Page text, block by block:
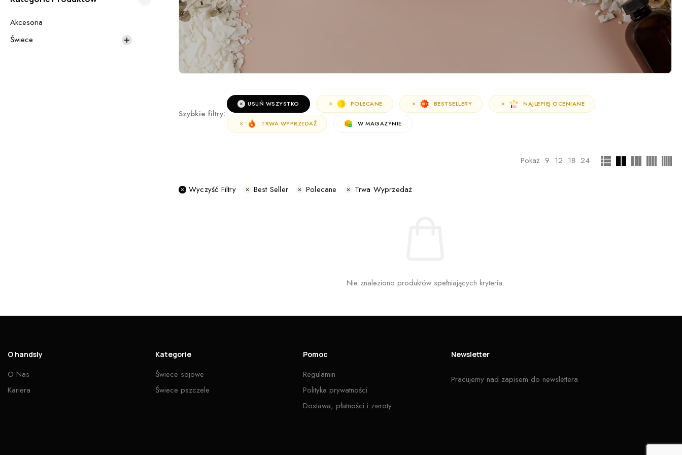
Akcesoria
Świece
Szybkie filtry:
USUŃ WSZYSTKO POLECANE BESTSELLERY NAJLEPIEJ OCENIANE
TRWA WYPRZEDAŻ W MAGAZYNIE
Pokaż 9 12 18 24
Wyczyść Filtry Best Seller Polecane Trwa Wyprzedaż
Nie znaleziono produktów spełniających kryteria.
O handsly
O Nas
Kariera
Kategorie
Świece sojowe
Świece pszczele
Pomoc
Regulamin
Polityka prywatności
Dostawa, płatności i zwroty
Newsletter
Pracujemy nad zapisem do newslettera